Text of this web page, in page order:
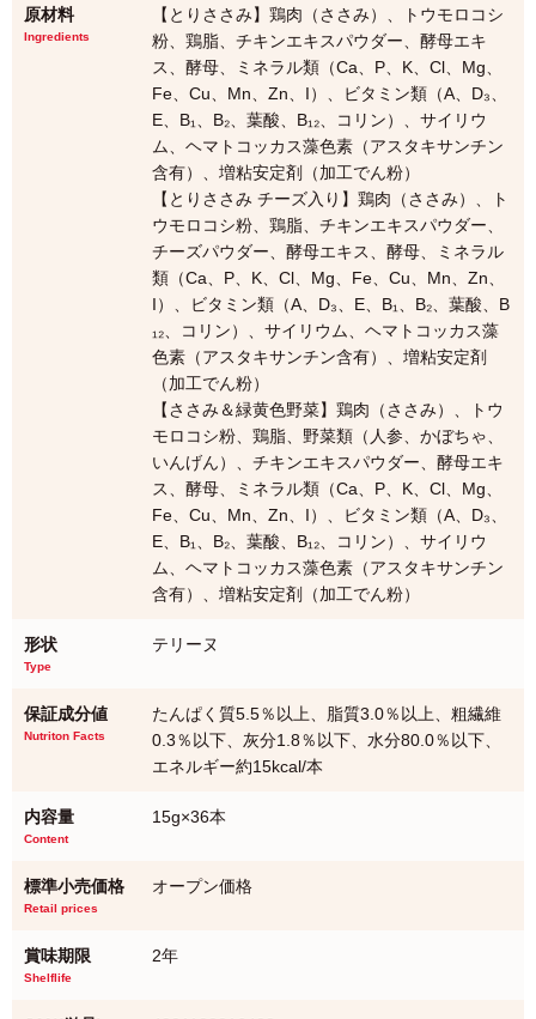
原材料
Ingredients
【とりささみ】鶏肉（ささみ）、トウモロコシ
粉、鶏脂、チキンエキスパウダー、酵母エキ
ス、酵母、ミネラル類（Ca、P、K、Cl、Mg、
Fe、Cu、Mn、Zn、I）、ビタミン類（A、D₃、
E、B₁、B₂、葉酸、B₁₂、コリン）、サイリウ
ム、ヘマトコッカス藻色素（アスタキサンチン
含有）、増粘安定剤（加工でん粉）
【とりささみ チーズ入り】鶏肉（ささみ）、ト
ウモロコシ粉、鶏脂、チキンエキスパウダー、
チーズパウダー、酵母エキス、酵母、ミネラル
類（Ca、P、K、Cl、Mg、Fe、Cu、Mn、Zn、
I）、ビタミン類（A、D₃、E、B₁、B₂、葉酸、B
₁₂、コリン）、サイリウム、ヘマトコッカス藻
色素（アスタキサンチン含有）、増粘安定剤
（加工でん粉）
【ささみ＆緑黄色野菜】鶏肉（ささみ）、トウ
モロコシ粉、鶏脂、野菜類（人参、かぼちゃ、
いんげん）、チキンエキスパウダー、酵母エキ
ス、酵母、ミネラル類（Ca、P、K、Cl、Mg、
Fe、Cu、Mn、Zn、I）、ビタミン類（A、D₃、
E、B₁、B₂、葉酸、B₁₂、コリン）、サイリウ
ム、ヘマトコッカス藻色素（アスタキサンチン
含有）、増粘安定剤（加工でん粉）
形状
Type
テリーヌ
保証成分値
Nutriton Facts
たんぱく質5.5％以上、脂質3.0％以上、粗繊維
0.3％以下、灰分1.8％以下、水分80.0％以下、
エネルギー約15kcal/本
内容量
Content
15g×36本
標準小売価格
Retail prices
オープン価格
賞味期限
Shelflife
2年